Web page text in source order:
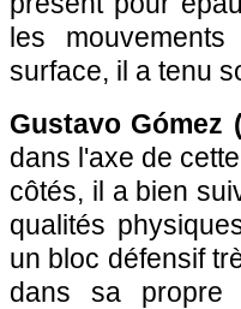
les
surface, il a tenu
Gustavo Gómez
dans l'axe de
côtés, il a bien
qualités
un bloc défensif
dans sa propre